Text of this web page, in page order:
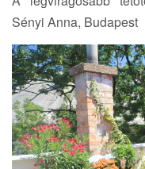
Sényi Anna, Budapest